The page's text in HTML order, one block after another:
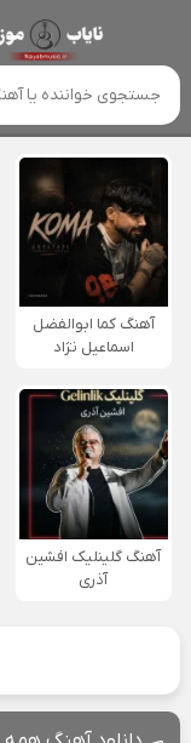
آهنگ کما ابوالفضل
اسماعیل نژاد
آهنگ گلینلیک افشین
آذری